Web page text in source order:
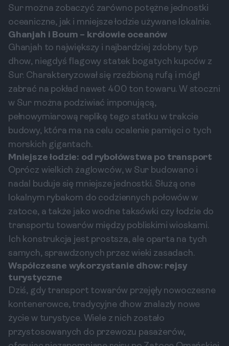
Sur można zobaczyć zarówno potężne jednostki
oceaniczne, jak i mniejsze łodzie używane lokalnie.
Ghanjah i Boum – królowie oceanów
Ghanjah to największy i najbardziej zdobny typ
dhow, niegdyś flagowy statek bogatych kupców z
Sur. Charakteryzował się rzeźbioną rufą i mógł
zabrać na pokład nawet 400 ton towaru. W stoczni
w Sur można podziwiać imponującą,
pełnowymiarową replikę tego statku w trakcie
budowy, która ma na celu ocalenie pamięci o tych
morskich gigantach.
Mniejsze łodzie: od rybołówstwa po transport
Oprócz wielkich żaglowców, w Sur budowano i
nadal buduje się mniejsze jednostki. Służą one
lokalnym rybakom do codziennych połowów w
zatoce, a także jako wodne taksówki czy łodzie do
transportu towarów między pobliskimi wioskami.
Ich konstrukcja jest prostsza, ale oparta na tych
samych, sprawdzonych przez wieki zasadach.
Współczesne wykorzystanie dhow: rejsy
turystyczne
Dziś, gdy transport towarów przejęły nowoczesne
kontenerowce, tradycyjne dhow znalazły nowe
życie w turystyce. Wiele z nich zostało
przystosowanych do przewozu pasażerów,